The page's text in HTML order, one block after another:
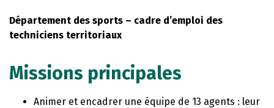
Département des sports – cadre d’emploi des
techniciens territoriaux
Missions principales
Animer et encadrer une équipe de 13 agents : leur